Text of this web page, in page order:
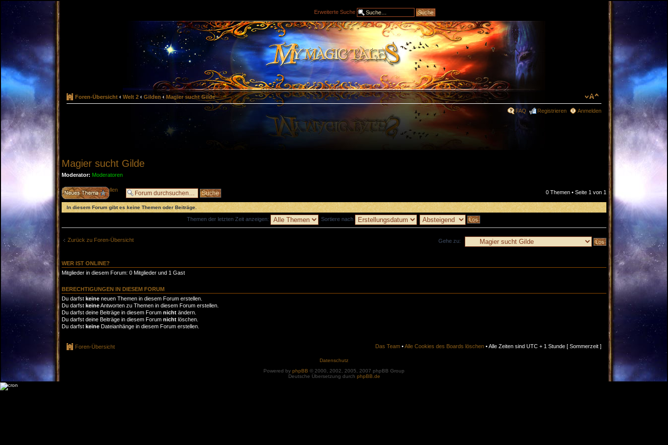
Erweiterte Suche
Foren-Übersicht ‹ Welt 2 ‹ Gilden ‹ Magier sucht Gilde
FAQ Registrieren Anmelden
Magier sucht Gilde
Moderator: Moderatoren
Neues Thema erstellen 0 Themen • Seite 1 von 1
In diesem Forum gibt es keine Themen oder Beiträge.
Themen der letzten Zeit anzeigen: Sortiere nach
Zurück zu Foren-Übersicht Gehe zu:
WER IST ONLINE?
Mitglieder in diesem Forum: 0 Mitglieder und 1 Gast
BERECHTIGUNGEN IN DIESEM FORUM
Du darfst keine neuen Themen in diesem Forum erstellen.
Du darfst keineAntworten zu Themen in diesem Forum erstellen.
Du darfst deine Beiträge in diesem Forum nicht ändern.
Du darfst deine Beiträge in diesem Forum nicht löschen.
Du darfst keine Dateianhänge in diesem Forum erstellen.
Foren-Übersicht Das Team •Alle Cookies des Boards löschen • Alle Zeiten sind UTC + 1 Stunde [ Sommerzeit ]
Datenschutz
Powered by phpBB © 2000, 2002, 2005, 2007 phpBB Group
Deutsche Übersetzung durch phpBB.de